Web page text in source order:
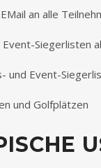
an alle
Siegerlisten
und Event-
und Golfplätzen